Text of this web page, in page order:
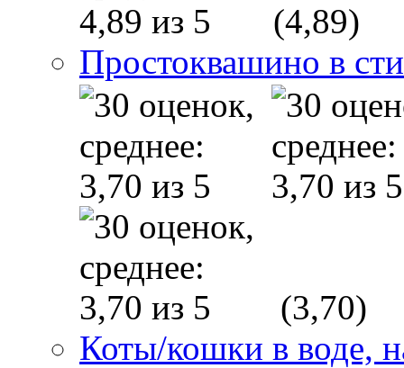
(4,89)
Простоквашино в
(3,70)
Коты/кошки в воде,